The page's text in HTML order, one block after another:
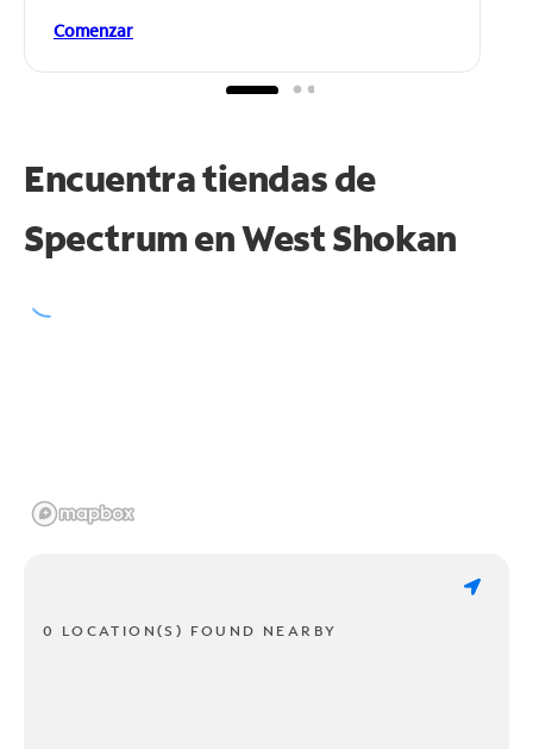
Comenzar
Encuentra tiendas de
Spectrum enWest Shokan
0 LOCATION(S) FOUND NEARBY